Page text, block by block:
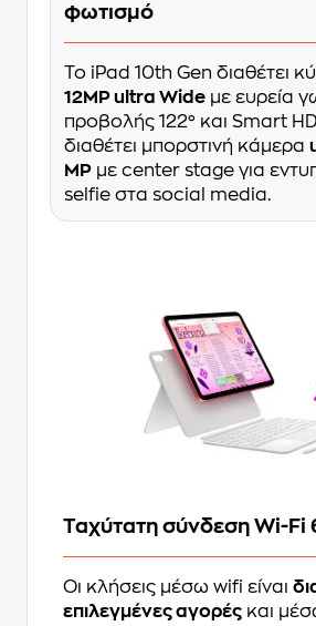
φωτισμό
To iPad 10th Gen διαθέτει
12MP ultra Wide με ευρεία
προβολής 122° και Smart
διαθέτει μπορστινή κάμερα
ΜΡ με center stage για
selfie στα social media.
Ταχύτατη σύνδεση Wi-Fi
Οι κλήσεις μέσω wifi είναι
επιλεγμένες αγορές και